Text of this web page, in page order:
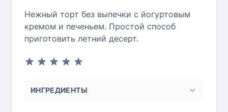
Нежный торт без выпечки с йогуртовым
кремом и печеньем. Простой способ
приготовить летний десерт.
ИНГРЕДИЕНТЫ